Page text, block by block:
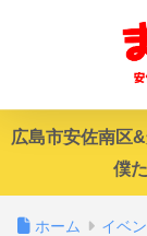
広島市安佐南区
僕
ホーム イベ